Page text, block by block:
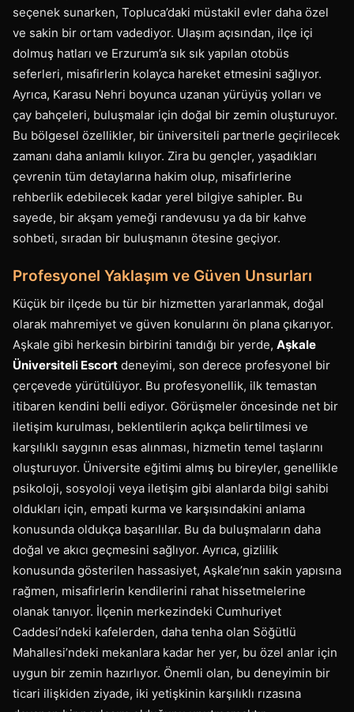
seçenek sunarken, Topluca’daki müstakil evler daha özel
ve sakin bir ortam vadediyor. Ulaşım açısından, ilçe içi
dolmuş hatları ve Erzurum’a sık sık yapılan otobüs
seferleri, misafirlerin kolayca hareket etmesini sağlıyor.
Ayrıca, Karasu Nehri boyunca uzanan yürüyüş yolları ve
çay bahçeleri, buluşmalar için doğal bir zemin oluşturuyor.
Bu bölgesel özellikler, bir üniversiteli partnerle geçirilecek
zamanı daha anlamlı kılıyor. Zira bu gençler, yaşadıkları
çevrenin tüm detaylarına hakim olup, misafirlerine
rehberlik edebilecek kadar yerel bilgiye sahipler. Bu
sayede, bir akşam yemeği randevusu ya da bir kahve
sohbeti, sıradan bir buluşmanın ötesine geçiyor.
Profesyonel Yaklaşım ve Güven Unsurları
Küçük bir ilçede bu tür bir hizmetten yararlanmak, doğal
olarak mahremiyet ve güven konularını ön plana çıkarıyor.
Aşkale gibi herkesin birbirini tanıdığı bir yerde, Aşkale
Üniversiteli Escort deneyimi, son derece profesyonel bir
çerçevede yürütülüyor. Bu profesyonellik, ilk temastan
itibaren kendini belli ediyor. Görüşmeler öncesinde net bir
iletişim kurulması, beklentilerin açıkça belirtilmesi ve
karşılıklı saygının esas alınması, hizmetin temel taşlarını
oluşturuyor. Üniversite eğitimi almış bu bireyler, genellikle
psikoloji, sosyoloji veya iletişim gibi alanlarda bilgi sahibi
oldukları için, empati kurma ve karşısındakini anlama
konusunda oldukça başarılılar. Bu da buluşmaların daha
doğal ve akıcı geçmesini sağlıyor. Ayrıca, gizlilik
konusunda gösterilen hassasiyet, Aşkale’nın sakin yapısına
rağmen, misafirlerin kendilerini rahat hissetmelerine
olanak tanıyor. İlçenin merkezindeki Cumhuriyet
Caddesi’ndeki kafelerden, daha tenha olan Söğütlü
Mahallesi’ndeki mekanlara kadar her yer, bu özel anlar için
uygun bir zemin hazırlıyor. Önemli olan, bu deneyimin bir
ticari ilişkiden ziyade, iki yetişkinin karşılıklı rızasına